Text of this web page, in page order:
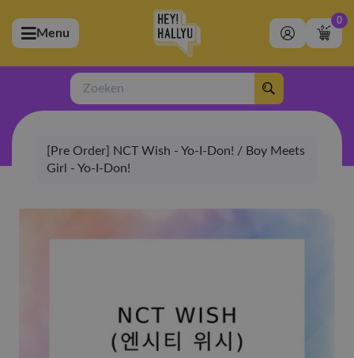
(Artiesten)
(Merchandise)
(Exclusive)
(Winkel)
Menu
0
Zoeken
[Pre Order] NCT Wish - Yo-I-Don! / Boy Meets
Girl - Yo-I-Don!